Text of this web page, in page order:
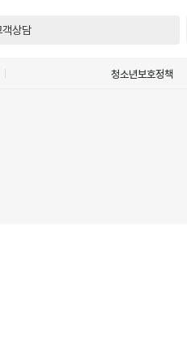
객상담
청소년보호정책